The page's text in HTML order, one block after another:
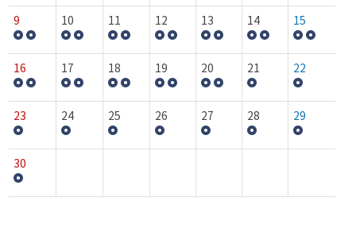
9 10 11 12 13 14 15
16 17 18 19 20 21 22
23 24 25 26 27 28 29
30